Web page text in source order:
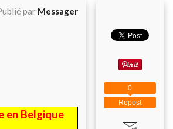
par Messager
en Belgique
Repost
0